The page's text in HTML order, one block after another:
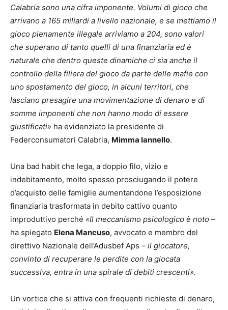
Calabria sono una cifra imponente. Volumi di gioco che
arrivano a 165 miliardi a livello nazionale, e se mettiamo il
gioco pienamente illegale arriviamo a 204, sono valori
che superano di tanto quelli di una finanziaria ed è
naturale che dentro queste dinamiche ci sia anche il
controllo della filiera del gioco da parte delle mafie con
uno spostamento del gioco, in alcuni territori, che
lasciano presagire una movimentazione di denaro e di
somme imponenti che non hanno modo di essere
giustificati» ha evidenziato la presidente di
Federconsumatori Calabria, Mimma Iannello.
Una bad habit che lega, a doppio filo, vizio e
indebitamento, molto spesso prosciugando il potere
d’acquisto delle famiglie aumentandone l’esposizione
finanziaria trasformata in debito cattivo quanto
improduttivo perché «Il meccanismo psicologico è noto –
ha spiegato Elena Mancuso, avvocato e membro del
direttivo Nazionale dell’Adusbef Aps – il giocatore,
convinto di recuperare le perdite con la giocata
successiva, entra in una spirale di debiti crescenti».
Un vortice che si attiva con frequenti richieste di denaro,